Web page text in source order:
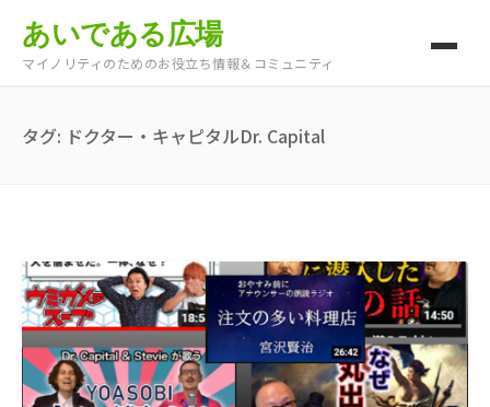
あいである広場
マイノリティのためのお役立ち情報＆コミュニティ
タグ: ドクター・キャピタルDr. Capital